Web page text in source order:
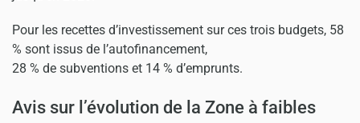
Pour les recettes d’investissement sur ces trois budgets, 58
% sont issus de l’autofinancement,
28 % de subventions et 14 % d’emprunts.
Avis sur l’évolution de la Zone à faibles